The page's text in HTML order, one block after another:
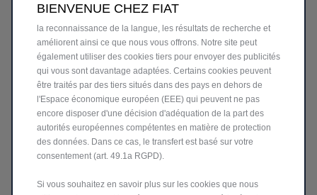
intérieure ou extérieure.
CONFIANCE : nos partenaires d’installation agréés
garantissent une installation professionnelle et
sécurisée.
EN SAVOIR PLUS
BIENVENUE CHEZ FIAT
et les performances grâce à diverses fonctionnalités telles que
la reconnaissance de la langue, les résultats de recherche et
améliorent ainsi ce que nous vous offrons. Notre site peut
également utiliser des cookies tiers pour envoyer des publicités
qui vous sont davantage adaptées. Certains cookies peuvent
être traités par des tiers situés dans des pays en dehors de
l'Espace économique européen (EEE) qui peuvent ne pas
encore disposer d'une décision d'adéquation de la part des
autorités européennes compétentes en matière de protection
des données. Dans ce cas, le transfert est basé sur votre
consentement (art. 49.1a RGPD).
Si vous souhaitez en savoir plus sur les cookies que nous